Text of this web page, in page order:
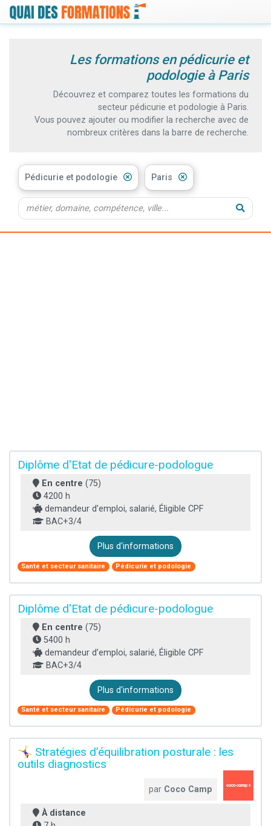
Les formations en pédicurie et
podologie à Paris
Découvrez et comparez toutes les formations du
secteur pédicurie et podologie à Paris.
Vous pouvez ajouter ou modifier la recherche avec de
nombreux critères dans la barre de recherche.
Pédicurie et podologie Paris
Diplôme d'Etat de pédicure-podologue
En centre (75)
4200 h
demandeur d’emploi, salarié, Éligible CPF
BAC+3/4
Plus d'informations
Santé et secteur sanitaire Pédicurie et podologie
Diplôme d'Etat de pédicure-podologue
En centre (75)
5400 h
demandeur d’emploi, salarié, Éligible CPF
BAC+3/4
Plus d'informations
Santé et secteur sanitaire Pédicurie et podologie
🤸‍♀️ Stratégies d’équilibration posturale : les
outils diagnostics
par Coco Camp
À distance